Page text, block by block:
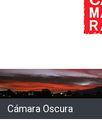
Cámara Oscura